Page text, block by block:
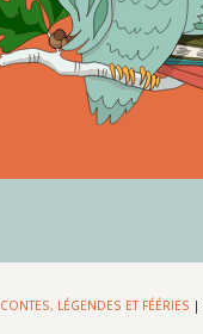
CONTES, LÉGENDES ET FÉÉRIES |